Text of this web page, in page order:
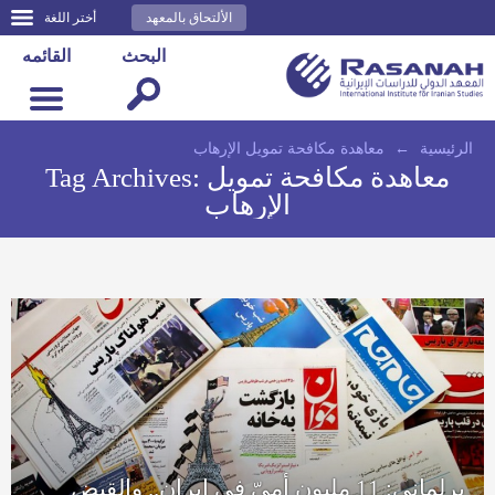
أختر اللغة الألتحاق بالمعهد
القائمه البحث
الرئيسية ← معاهدة مكافحة تمويل الإرهاب
Tag Archives: معاهدة مكافحة تمويل
الإرهاب
برلماني: 11 مليون أميّ في إيران.. والقبض